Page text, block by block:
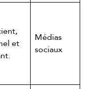
et
Médias
sociaux